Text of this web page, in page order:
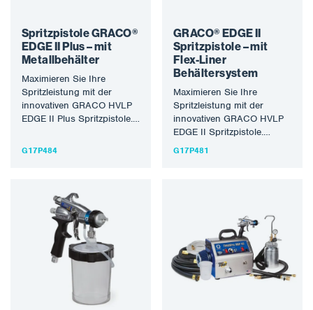
Spritzpistole GRACO®
EDGE II Plus – mit
Metallbehälter
Maximieren Sie Ihre
Spritzleistung mit der
innovativen GRACO HVLP
EDGE II Plus Spritzpistole.
wie die intuitiv und
G17P484
GRACO® EDGE II
Spritzpistole – mit
Flex-Liner
Behältersystem
Maximieren Sie Ihre
Spritzleistung mit der
innovativen GRACO HVLP
EDGE II Spritzpistole.
Modernste Technologien
G17P481